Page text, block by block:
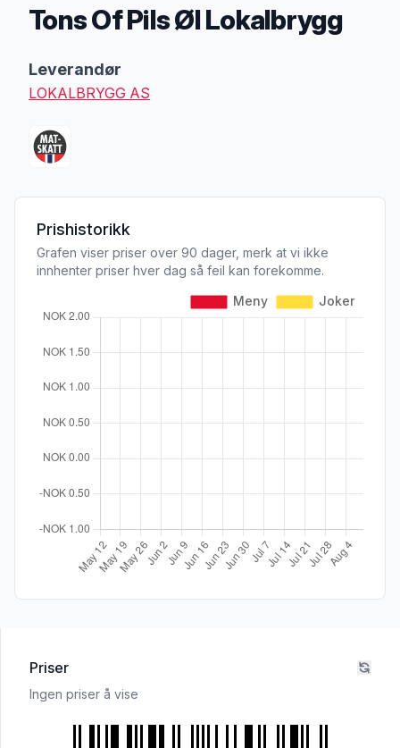
Tons Of Pils Øl Lokalbrygg
Leverandør
LOKALBRYGG AS
Prishistorikk
Grafen viser priser over 90 dager, merk at vi ikke
innhenter priser hver dag så feil kan forekomme.
Priser
Ingen priser å vise